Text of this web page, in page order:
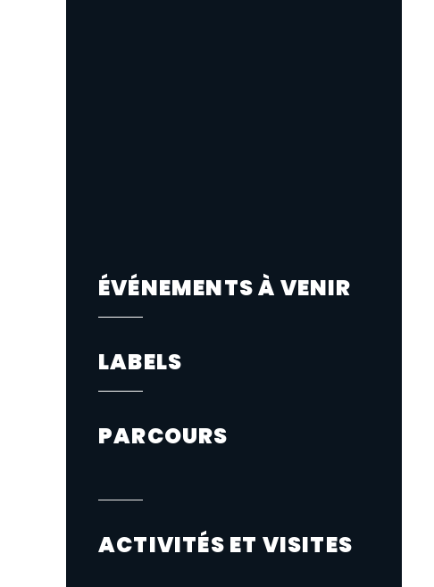
ÉVÉNEMENTS À VENIR
LABELS
PARCOURS
ACTIVITÉS ET VISITES